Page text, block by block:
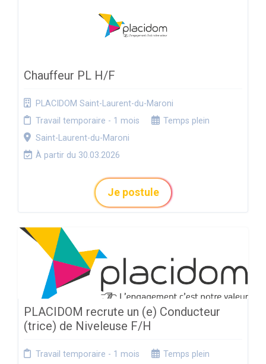
Chauffeur PL H/F
PLACIDOM Saint-Laurent-du-Maroni
Travail temporaire - 1 mois
Temps plein
Saint-Laurent-du-Maroni
À partir du 30.03.2026
Je postule
PLACIDOM recrute un (e) Conducteur
(trice) de Niveleuse F/H
Travail temporaire - 1 mois
Temps plein